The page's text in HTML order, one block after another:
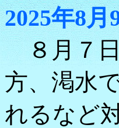
2025年8月
８月７日
方、渇水
れるなど